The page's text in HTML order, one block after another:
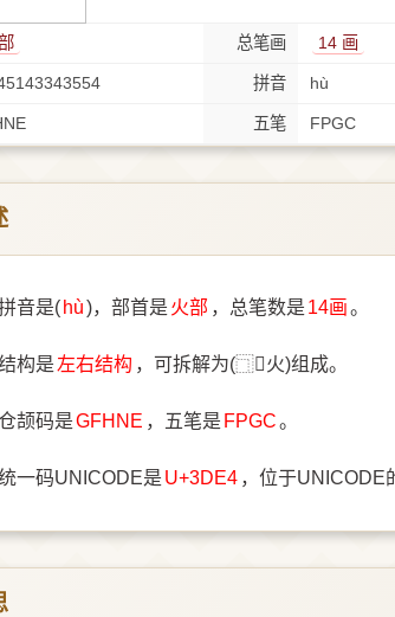
总笔画 14 画
拼音 hù
五笔 FPGC
音是( hù)，部首是 ⽕部 ，总笔数是 14画。
构是 左右结构 ，可拆解为(⿹𣪊火)组成。
颉码是GFHNE ，五笔是 FPGC。
一码UNICODE是 U+3DE4 ，位于UNICODE